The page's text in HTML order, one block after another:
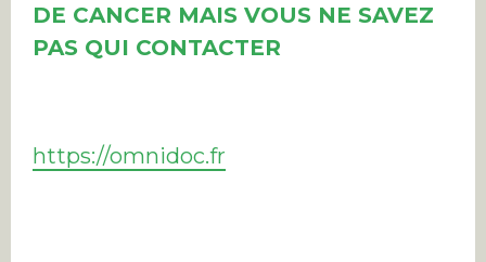
DE CANCER MAIS VOUS NE SAVEZ
PAS QUI CONTACTER
https://omnidoc.fr